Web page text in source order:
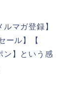
マガ登録】
ール】【
ン】という感